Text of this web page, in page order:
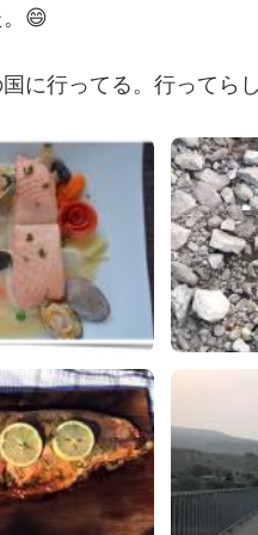
😄
に行ってる。行ってら